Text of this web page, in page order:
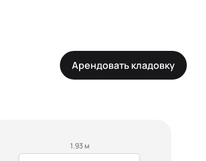
Арендовать кладовку
1.93 м